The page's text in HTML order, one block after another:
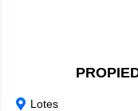
Lotes